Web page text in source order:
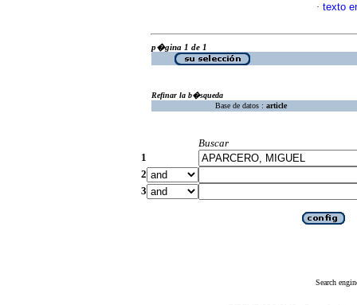
· texto
p�gina 1 de 1
Refinar la b�squeda
Base de datos : article
Buscar
1
2
3
Search